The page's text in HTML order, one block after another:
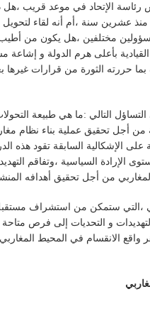
رئاسة الإتحاد في موعد قريب
عشرين سنة ،أم أنه لقاء
مختلفين ،هل يكون من أطيب
بأعلى هرم الدولة و إشاعة
بما حررته الثورة من قرارات غيرها
التالي :ما هي طبيعة
من أجل تحقيق عملية بناء نظام
.وإن محاولة الإجابة على الإشكالية السابقة
الإرادة السياسية ،وتفاقم
من أجل تحقيق أهدافه
،التي ستمكن من استشراف مستقبل
و التحديات إلى فرص
الانقسام في المحيط